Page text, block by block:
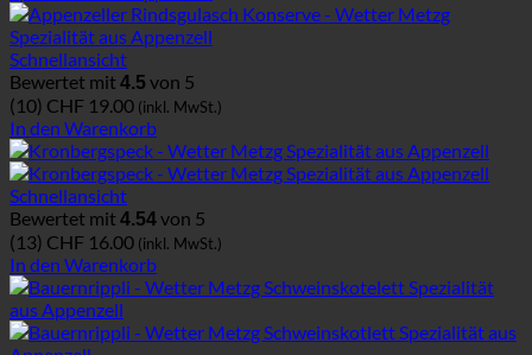
Schnellansicht
Bewertet mit 4.5 von 5
(10) CHF 19.00 (inkl. MwSt.)
In den Warenkorb
Schnellansicht
Bewertet mit 4.54von 5
(13) CHF 16.00 (inkl. MwSt.)
In den Warenkorb